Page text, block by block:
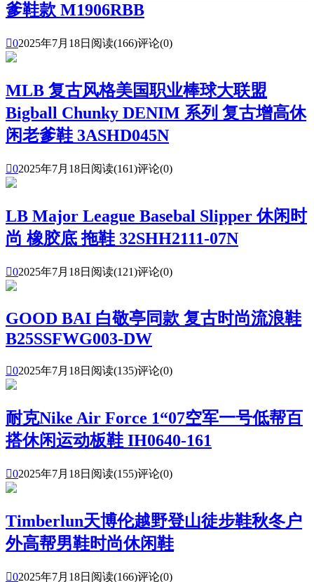
爹鞋款 M1906RBB
02025年7月18日 阅读(166)评论(0)
MLB 复古风格美国职业棒球大联盟
Bigball Chunky DENIM 系列 复古增高休
闲老爹鞋 3ASHD045N
02025年7月18日 阅读(161)评论(0)
LB Major League Basebal Slipper 休闲时
尚 橡胶底 拖鞋 32SHH2111-07N
02025年7月18日 阅读(121)评论(0)
GOOD BAI 白敬亭同款 复古时尚流浪鞋
B25SSFWG003-DW
02025年7月18日 阅读(135)评论(0)
耐克Nike Air Force 1“07空军一号低帮百
搭休闲运动板鞋 IH0640-161
02025年7月18日 阅读(155)评论(0)
Timberlun天博伦越野登山徒步鞋秋冬户
外高帮男鞋时尚休闲鞋
02025年7月18日 阅读(166)评论(0)